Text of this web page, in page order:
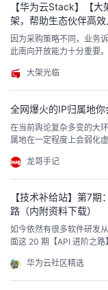
【华为云Stack】【
架，帮助生态伙伴高
因为采购策略不同，业务
此南向开放能力十分重要
头等制式不同，很难直接
对接流程、降低对接成本
大架光临
全网爆火的IP归属地你
在当前舆论复杂多变的大
属地在一定程度上会弱化
被发现，这对于打击网络
络行为而言，算是迈出了
龙哥手记
【技术补给站】第7
路（内附资料下载）
如今依然有很多软件研发
面这 20 期【API 进阶之路
华为云社区精选